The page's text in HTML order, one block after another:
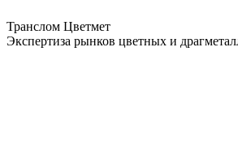
Транслом Цветмет
Экспертиза рынков цветных и